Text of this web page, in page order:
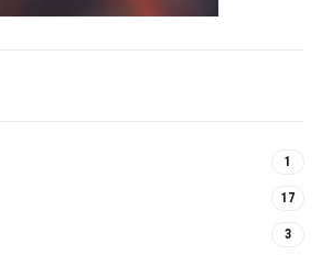
1
17
3